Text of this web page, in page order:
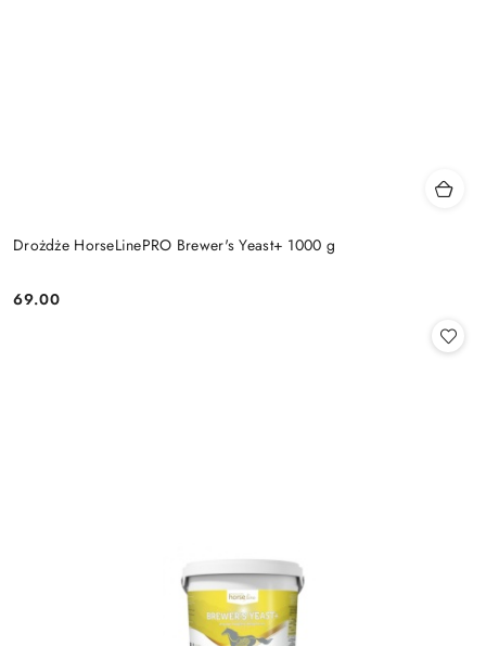
Drożdże HorseLinePRO Brewer's Yeast+ 1000 g
Cena:
69.00